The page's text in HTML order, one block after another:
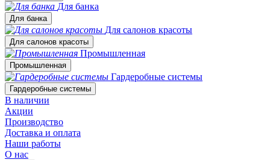
Для банка
Для банка
Для салонов красоты
Для салонов красоты
Промышленная
Промышленная
Гардеробные системы
Гардеробные системы
В наличии
Акции
Производство
Доставка и оплата
Наши работы
О нас